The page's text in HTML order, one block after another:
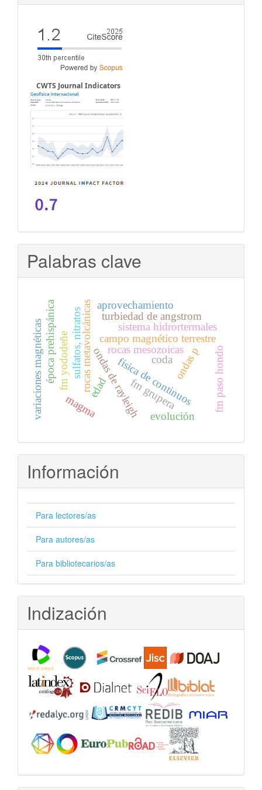
CWTS Journal Indicators
Palabras clave
ondas de rayleigh
campo magnético terrestre
rocas metavolcánicas rocas mesozoicas
sistema hidrortermales
física de continuos
turbiedad de angstrom
ondas p
sulfatos, nitratos
fm yododeñe
fm grupera fm paso hondo
coda
aprovechamiento
magma evolución
edad
época prehispánica
variaciones magnéticas
Información
Para lectores/as
Para autores/as
Para bibliotecarios/as
Indización